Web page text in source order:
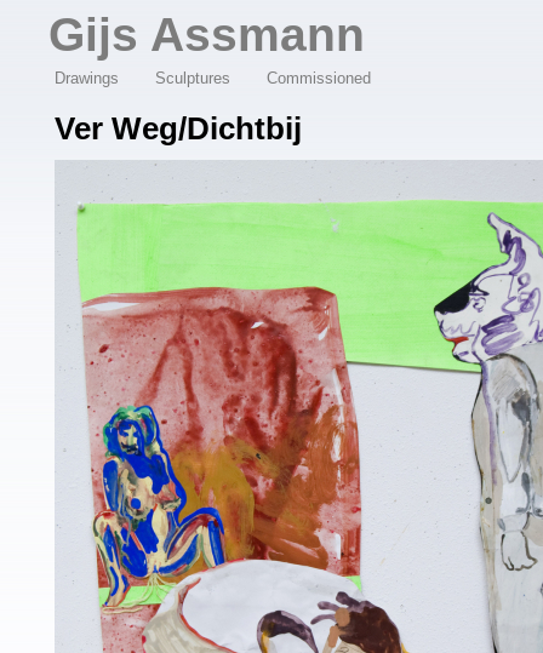
Gijs Assmann
Drawings Sculptures Commissioned
Ver Weg/dichtbij